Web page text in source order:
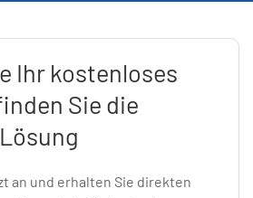
Ihr kostenloses
Sie die
an und erhalten Sie direkten